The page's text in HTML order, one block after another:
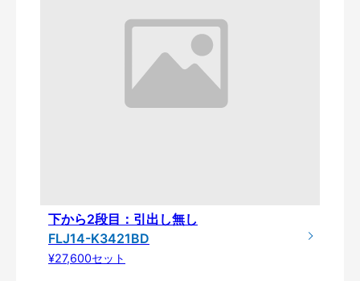
下から2段目：引出し無し
FLJ14-K3421BD
¥27,600セット